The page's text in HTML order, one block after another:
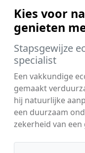
Kies voor
genieten
Stapsgewijze
specialist
Een vakkundige
gemaakt
hij natuurlijke
een duurzaam
zekerheid van